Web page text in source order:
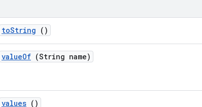
toString ()
valueOf (String name)
values ()